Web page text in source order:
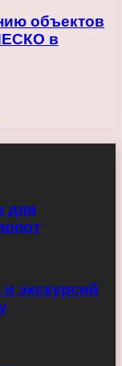
объектов
в
для
экскурсий